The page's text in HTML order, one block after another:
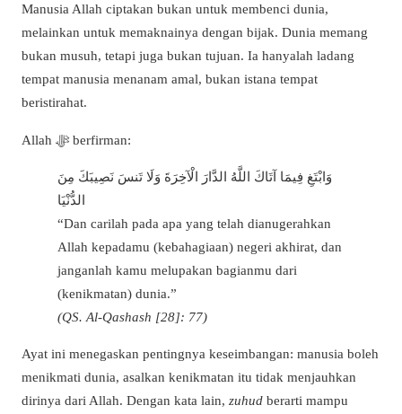
Manusia Allah ciptakan bukan untuk membenci dunia,
melainkan untuk memaknainya dengan bijak. Dunia memang
bukan musuh, tetapi juga bukan tujuan. Ia hanyalah ladang
tempat manusia menanam amal, bukan istana tempat
beristirahat.
Allah ﷻ berfirman:
وَابْتَغِ فِيمَا آتَاكَ اللَّهُ الدَّارَ الْآخِرَةَ وَلَا تَنسَ نَصِيبَكَ مِنَ
الدُّنْيَا
“Dan carilah pada apa yang telah dianugerahkan
Allah kepadamu (kebahagiaan) negeri akhirat, dan
janganlah kamu melupakan bagianmu dari
(kenikmatan) dunia.”
(QS. Al-Qashash [28]: 77)
Ayat ini menegaskan pentingnya keseimbangan: manusia boleh
menikmati dunia, asalkan kenikmatan itu tidak menjauhkan
dirinya dari Allah. Dengan kata lain, zuhud berarti mampu